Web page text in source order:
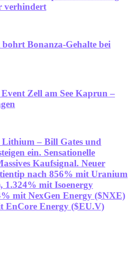
verhindert
Bonanza-Gehalte bei
Zell am See Kaprun –
Lithium – Bill Gates und
ein. Sensationelle
Kaufsignal. Neuer
nach 856% mit Uranium
1.324% mit Isoenergy
mit NexGen Energy ($NXE)
EnCore Energy ($EU.V)